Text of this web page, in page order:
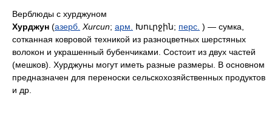
Верблюды с хурджуном
Хурджун (азерб. Xurcun; арм. Խուրջին; перс. ‎) — сумка,
сотканная ковровой техникой из разноцветных шерстяных
волокон и украшенный бубенчиками. Состоит из двух частей
(мешков). Хурджуны могут иметь разные размеры. В основном
предназначен для переноски сельскохозяйственных продуктов
и др.